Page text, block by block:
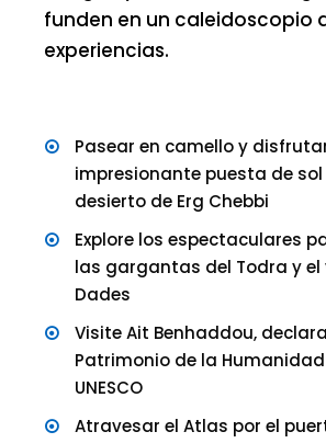
funden en un caleidoscopio
experiencias.
Pasear en camello y
impresionante puesta de sol
desierto de Erg Chebbi
Explore los espectaculares
las gargantas del Todra y el
Dades
Visite Ait Benhaddou,
Patrimonio de la
UNESCO
Atravesar el Atlas por el